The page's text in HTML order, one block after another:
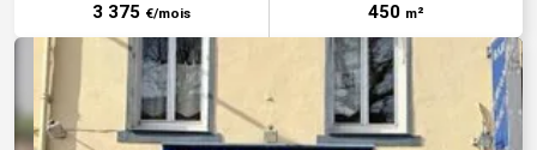
3 375 €/mois 450 m²